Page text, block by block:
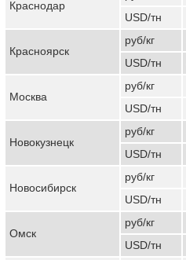
Краснодар
USD/тн
Красноярск
руб/кг
USD/тн
Москва
руб/кг
USD/тн
Новокузнецк
руб/кг
USD/тн
Новосибирск
руб/кг
USD/тн
Омск
руб/кг
USD/тн